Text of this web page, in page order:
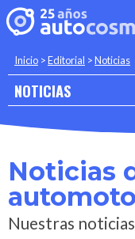
Inicio >Editorial >Noticias
NOTICIAS
Noticias
Nuestras